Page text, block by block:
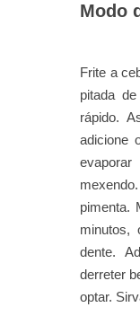
Modo
Frite a
pitada
rápido.
adicione
pimenta.
minutos,
dente.
derreter
optar.